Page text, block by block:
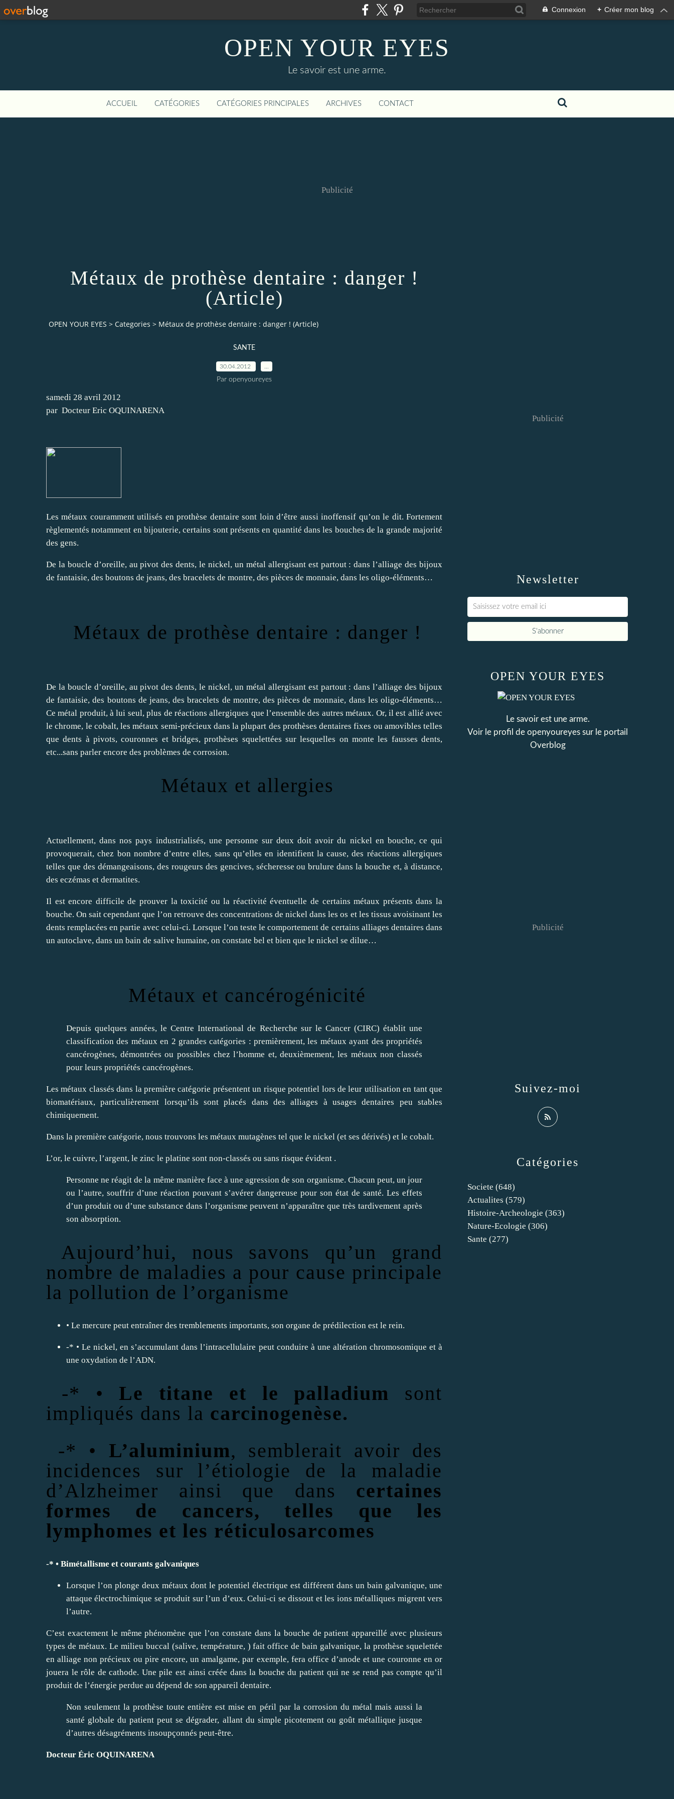
Connexion + Créer mon blog
OPEN YOUR EYES
Le savoir est une arme.
ACCUEIL CATÉGORIES CATÉGORIES PRINCIPALES ARCHIVES CONTACT
Publicité
Métaux de prothèse dentaire : danger !
(Article)
OPEN YOUR EYES > Categories > Métaux de prothèse dentaire : danger ! (Article)
SANTE
30.04.2012
Par openyoureyes
samedi 28 avril 2012
par Docteur Eric OQUINARENA
Les métaux couramment utilisés en prothèse dentaire sont loin d’être aussi inoffensif qu’on le dit. Fortement
règlementés notamment en bijouterie, certains sont présents en quantité dans les bouches de la grande majorité
des gens.
De la boucle d’oreille, au pivot des dents, le nickel, un métal allergisant est partout : dans l’alliage des bijoux
de fantaisie, des boutons de jeans, des bracelets de montre, des pièces de monnaie, dans les oligo-éléments…
Métaux de prothèse dentaire : danger !
De la boucle d’oreille, au pivot des dents, le nickel, un métal allergisant est partout : dans l’alliage des bijoux
de fantaisie, des boutons de jeans, des bracelets de montre, des pièces de monnaie, dans les oligo-éléments…
Ce métal produit, à lui seul, plus de réactions allergiques que l’ensemble des autres métaux. Or, il est allié avec
le chrome, le cobalt, les métaux semi-précieux dans la plupart des prothèses dentaires fixes ou amovibles telles
que dents à pivots, couronnes et bridges, prothèses squelettées sur lesquelles on monte les fausses dents,
etc...sans parler encore des problèmes de corrosion.
Métaux et allergies
Actuellement, dans nos pays industrialisés, une personne sur deux doit avoir du nickel en bouche, ce qui
provoquerait, chez bon nombre d’entre elles, sans qu’elles en identifient la cause, des réactions allergiques
telles que des démangeaisons, des rougeurs des gencives, sécheresse ou brulure dans la bouche et, à distance,
des eczémas et dermatites.
Il est encore difficile de prouver la toxicité ou la réactivité éventuelle de certains métaux présents dans la
bouche. On sait cependant que l’on retrouve des concentrations de nickel dans les os et les tissus avoisinant les
dents remplacées en partie avec celui-ci. Lorsque l’on teste le comportement de certains alliages dentaires dans
un autoclave, dans un bain de salive humaine, on constate bel et bien que le nickel se dilue…
Métaux et cancérogénicité
Depuis quelques années, le Centre International de Recherche sur le Cancer (CIRC) établit une
classification des métaux en 2 grandes catégories : premièrement, les métaux ayant des propriétés
cancérogènes, démontrées ou possibles chez l’homme et, deuxièmement, les métaux non classés
pour leurs propriétés cancérogènes.
Les métaux classés dans la première catégorie présentent un risque potentiel lors de leur utilisation en tant que
biomatériaux, particulièrement lorsqu’ils sont placés dans des alliages à usages dentaires peu stables
chimiquement.
Dans la première catégorie, nous trouvons les métaux mutagènes tel que le nickel (et ses dérivés) et le cobalt.
L’or, le cuivre, l’argent, le zinc le platine sont non-classés ou sans risque évident .
Personne ne réagit de la même manière face à une agression de son organisme. Chacun peut, un jour
ou l’autre, souffrir d’une réaction pouvant s’avérer dangereuse pour son état de santé. Les effets
d’un produit ou d’une substance dans l’organisme peuvent n’apparaître que très tardivement après
son absorption.
Aujourd’hui, nous savons qu’un grand
nombre de maladies a pour cause principale
la pollution de l’organisme
• Le mercure peut entraîner des tremblements importants, son organe de prédilection est le rein.
-* • Le nickel, en s’accumulant dans l’intracellulaire peut conduire à une altération chromosomique et à
une oxydation de l’ADN.
-* • Le titane et le palladium sont
impliqués dans la carcinogenèse.
-* • L’aluminium, semblerait avoir des
incidences sur l’étiologie de la maladie
d’Alzheimer ainsi que dans certaines
formes de cancers, telles que les
lymphomes et les réticulosarcomes
-* • Bimétallisme et courants galvaniques
Lorsque l’on plonge deux métaux dont le potentiel électrique est différent dans un bain galvanique, une
attaque électrochimique se produit sur l’un d’eux. Celui-ci se dissout et les ions métalliques migrent vers
l’autre.
C’est exactement le même phénomène que l’on constate dans la bouche de patient appareillé avec plusieurs
types de métaux. Le milieu buccal (salive, température, ) fait office de bain galvanique, la prothèse squelettée
en alliage non précieux ou pire encore, un amalgame, par exemple, fera office d’anode et une couronne en or
jouera le rôle de cathode. Une pile est ainsi créée dans la bouche du patient qui ne se rend pas compte qu’il
produit de l’énergie perdue au dépend de son appareil dentaire.
Non seulement la prothèse toute entière est mise en péril par la corrosion du métal mais aussi la
santé globale du patient peut se dégrader, allant du simple picotement ou goût métallique jusque
d’autres désagréments insoupçonnés peut-être.
Docteur Éric OQUINARENA
Newsletter
Publicité
Catégories
Societe (648)
Actualites (579)
Histoire-Archeologie (363)
Nature-Ecologie (306)
Sante (277)
OPEN YOUR EYES
Le savoir est une arme.
Voir le profil de openyoureyes sur le portail
Overblog
Suivez-moi
Publicité